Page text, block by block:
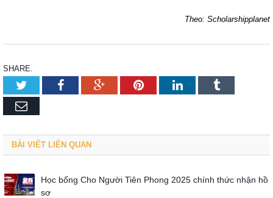
Theo: Scholarshipplanet
SHARE.
TwitterFacebookGoogle+PinterestLinkedInTumblr
Email
BÀI VIẾT LIÊN QUAN
Học bổng Cho Người Tiên Phong 2025 chính thức nhận hồ
sơ